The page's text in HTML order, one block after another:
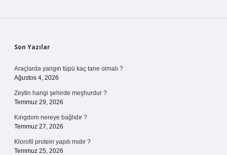
Sidebar
Son Yazılar
Araçlarda yangın tüpü kaç tane olmalı ?
Ağustos 4, 2026
Zeytin hangi şehirde meşhurdur ?
Temmuz 29, 2026
Kıngdom nereye bağlıdır ?
Temmuz 27, 2026
Klorofil protein yapılı mıdır ?
Temmuz 25, 2026